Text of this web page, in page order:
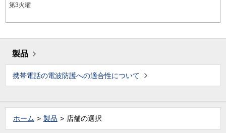
第3火曜
製品
携帯電話の電波防護への適合性について
ホーム 製品 店舗の選択